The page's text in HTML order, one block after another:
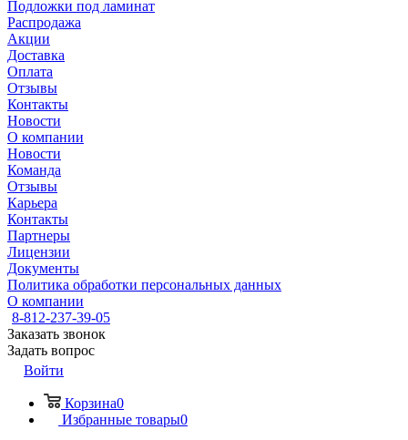
Подложки под ламинат
Распродажа
Акции
Доставка
Оплата
Отзывы
Контакты
Новости
О компании
Новости
Команда
Отзывы
Карьера
Контакты
Партнеры
Лицензии
Документы
Политика обработки персональных данных
О компании
8-812-237-39-05
Заказать звонок
Задать вопрос
Войти
Корзина0
Избранные товары0